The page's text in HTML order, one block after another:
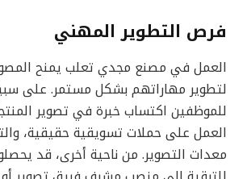
فرص التطوير المهني
العمل في مصنع مجدي تعلب يمنح
لتطوير مهاراتهم بشكل مستمر. على
للموظفين اكتساب خبرة في تصوير
العمل على حملات تسويقية حقيقية،
معدات التصوير. من ناحية أخرى، قد